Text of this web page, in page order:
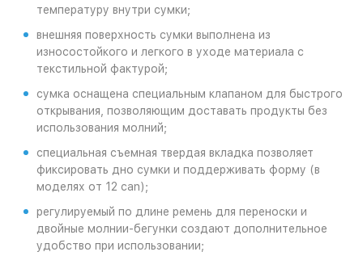
температуру внутри сумки;
внешняя поверхность сумки выполнена из
износостойкого и легкого в уходе материала с
текстильной фактурой;
cумка оснащена специальным клапаном для быстрого
открывания, позволяющим доставать продукты без
использования молний;
специальная съемная твердая вкладка позволяет
фиксировать дно сумки и поддерживать форму (в
моделях от 12 can);
регулируемый по длине ремень для переноски и
двойные молнии-бегунки создают дополнительное
удобство при использовании;